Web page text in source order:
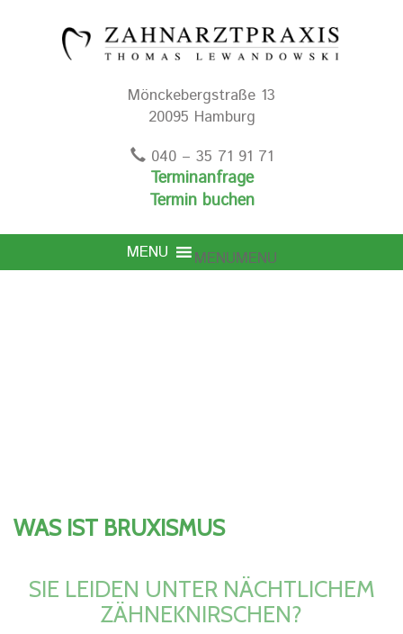
Mönckebergstraße 13
20095 Hamburg
040 – 35 71 91 71
Terminanfrage
Termin buchen
MENUMENU
WAS IST BRUXISMUS
SIE LEIDEN UNTER NÄCHTLICHEM
ZÄHNEKNIRSCHEN?